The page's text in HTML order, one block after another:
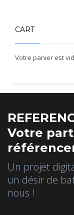
CART
Votre panier est
Votre
Un projet
un désir de
nous !